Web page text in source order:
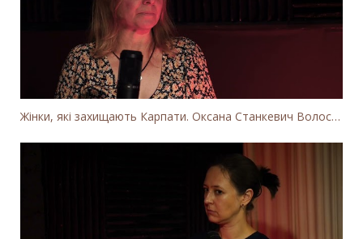
Жінки, які захищають Карпати. Оксана Станкевич Волосянчук про вітряки на високогір'ї Карпат